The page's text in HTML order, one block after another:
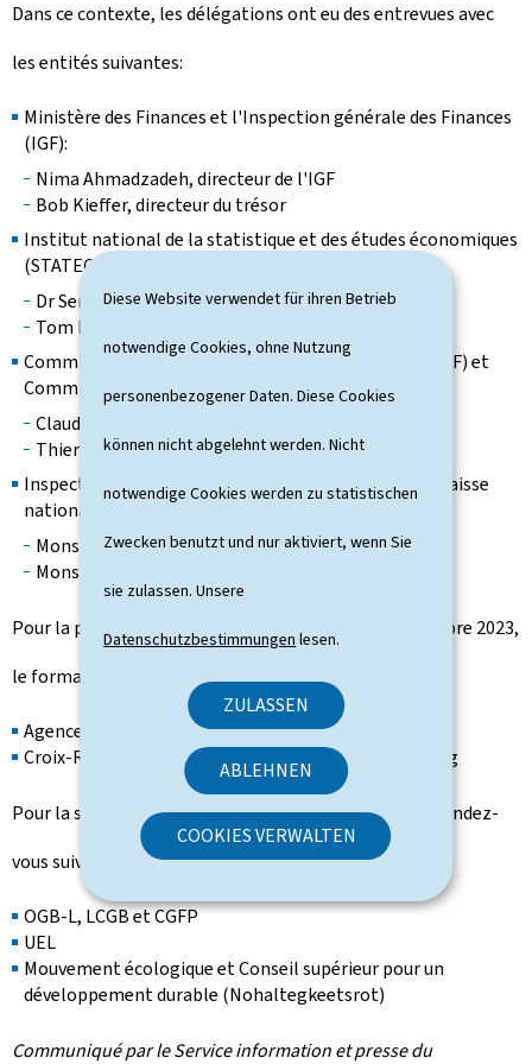
Diese Website verwendet für ihren Betrieb
notwendige Cookies, ohne Nutzung
personenbezogener Daten. Diese Cookies
können nicht abgelehnt werden. Nicht
notwendige Cookies werden zu statistischen
Zwecken benutzt und nur aktiviert, wenn Sie
sie zulassen. Unsere
Datenschutzbestimmungen lesen.
ZULASSEN
ABLEHNEN
COOKIES VERWALTEN
Dans ce contexte, les délégations ont eu des entrevues avec
les entités suivantes:
Ministère des Finances et l'Inspection générale des Finances
(IGF):
Nima Ahmadzadeh, directeur de l'IGF
Bob Kieffer, directeur du trésor
Institut national de la statistique et des études économiques
(STATEC):
Dr Serge Allegrezza, directeur du STATEC
Tom Haas, modélisation et prévisions, STATEC
Commission de surveillance du secteur financier (CSSF) et
Commissariat aux assurances (CAA):
Claude Marx, directeur général de la CSSF
Thierry Flamand, président du CAA
Inspection générale de la Sécurité sociale (IGSS) et Caisse
nationale de Santé (CNS):
Monsieur Tom Dominique, directeur de l'IGSS
Monsieur Christian Oberlé, président de la CNS
Pour la prochaine séance plénière du vendredi 13 octobre 2023,
le formateur a invité les entités suivantes:
Agence pour le développement de l'emploi (ADEM)
Croix-Rouge luxembourgeoise et Caritas Luxembourg
Pour la séance plénière du lundi 16 octobre 2023, les rendez-
vous suivants ont été fixés:
OGB-L, LCGB et CGFP
UEL
Mouvement écologique et Conseil supérieur pour un
développement durable (Nohaltegkeetsrot)
Communiqué par le Service information et presse du